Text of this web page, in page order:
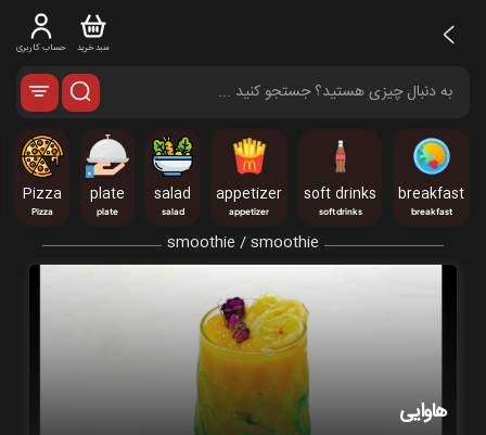
حساب کاربری سبد خرید
breakfast
breakfast
soft drinks
soft drinks
appetizer
appetizer
salad
salad
plate
plate
Pizza
Pizza
smoothie / smoothie
هاوایی